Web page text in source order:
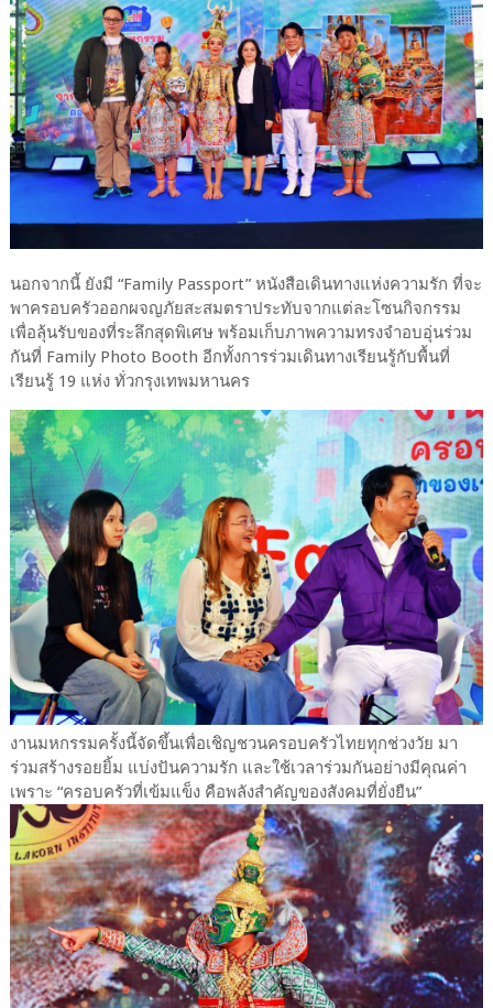
นอกจากนี้ ยังมี “Family Passport” หนังสือเดินทางแห่งความรัก ที่จะ
พาครอบครัวออกผจญภัยสะสมตราประทับจากแต่ละโซนกิจกรรม
เพื่อลุ้นรับของที่ระลึกสุดพิเศษ พร้อมเก็บภาพความทรงจำอบอุ่นร่วม
กันที่ Family Photo Booth อีกทั้งการร่วมเดินทางเรียนรู้กับพื้นที่
เรียนรู้ 19 แห่ง ทั่วกรุงเทพมหานคร
งานมหกรรมครั้งนี้จัดขึ้นเพื่อเชิญชวนครอบครัวไทยทุกช่วงวัย มา
ร่วมสร้างรอยยิ้ม แบ่งปันความรัก และใช้เวลาร่วมกันอย่างมีคุณค่า
เพราะ “ครอบครัวที่เข้มแข็ง คือพลังสำคัญของสังคมที่ยั่งยืน”